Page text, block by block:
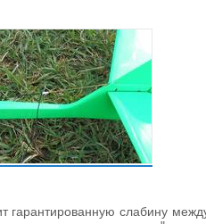
слабину